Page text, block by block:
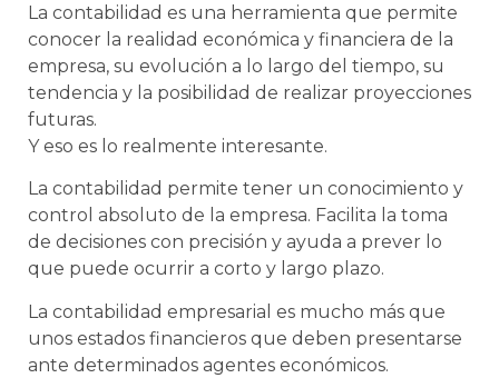
La contabilidad es una herramienta que permite
conocer la realidad económica y financiera de la
empresa, su evolución a lo largo del tiempo, su
tendencia y la posibilidad de realizar proyecciones
futuras.
Y eso es lo realmente interesante.
La contabilidad permite tener un conocimiento y
control absoluto de la empresa. Facilita la toma
de decisiones con precisión y ayuda a prever lo
que puede ocurrir a corto y largo plazo.
La contabilidad empresarial es mucho más que
unos estados financieros que deben presentarse
ante determinados agentes económicos.